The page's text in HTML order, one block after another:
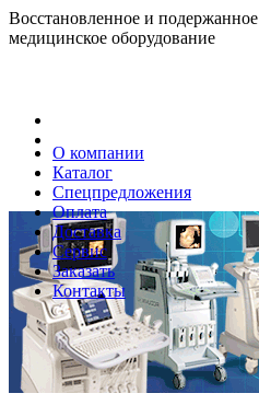
Восстановленное и подержанное
медицинское оборудование
О компании
Каталог
Спецпредложения
Оплата
Доставка
Сервис
Заказать
Контакты